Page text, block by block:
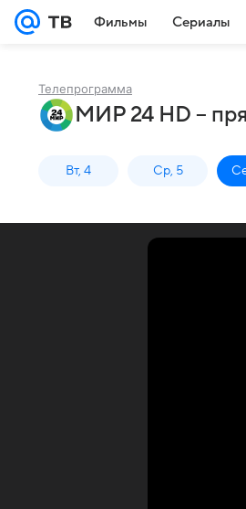
Фильмы Сериалы
Телепрограмма
МИР 24 HD –
Вт, 4 Ср, 5